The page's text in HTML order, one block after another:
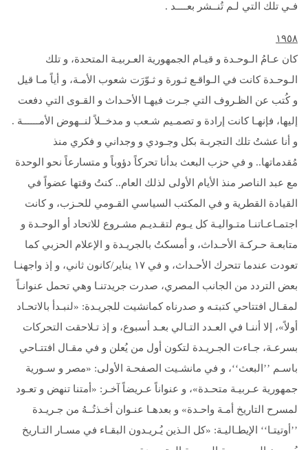
فـي تلك التي لـم تُنــشر بعــــد .
١٩٥٨
كان عـامُ الـوحـدة و قيـام الجمهورية العـربيـة المتحدة، و تلك
الـوحـدة كانت في الـواقـع ثـورة و ثـوّرَت شعوب الأمـة، و أياً مـا قيل
و كُتب عن الظـروف التي جـرت فيهـا الأحـداث و القـوى التي دفعت
إليها، فإنهـا كانت إرادة و تصمـيم شـعب و مدخــلاً لنــهوض الأمــــــة .
و أنا عشتُ تلك التجربـة بكل وجـودي و وجداني و فكري منذ
مُقدماتها.. و في حزب البعث بدأنا تحركاً دؤوباً و متسارعاً نحو الوحدة
مع عبد الناصر منذ الأيام الأولى لذلك العام.. كنتُ وقتها عضواً في
القيادة القطرية و في المكتب السياسي القـومي للحـزب، و كانت
اجتمـاعـاتنـا متـواليـة كل يـوم لتقـديـم مشـروع للاتحاد أو الوحـدة و
متابعـة حـركـة الأحـداث، و أمسكتُ بالجريـدة و الإعلام الحزبي كما
تعودت عندما تتحرك الأحـداث، و في ١٧ يناير/كانون ثاني، و إذ واجهنـا
بعض التردد من الجانب المصري، صدرت جريدتنـا وهي تحمل عنوانـاً
لمقـال افتتاحي كتبتـه و صدرناه كمانشيت للجريـدة: «لنبـدأ بالاتحـاد
أولاً»، إلا أننـا في العـدد التـالي بعـد أسبوع، و إذ تـلاحقت التحركات
بسرعـة، جـاءت الجـريـدة لتكون أول من يُعلن و في مقـال افتتـاحي
باسـم ’’البعث‘‘، و في مانشـيت الصفحـة الأولى: «مصر و سـورية
جمهورية عـربيـة متحـدة»، و عنواناً عـريضاً آخـر: «أمتنا تنهض و تعـود
لمسرح التاريخ أمـة واحـدة» و بعدهـا عنـوان أخـذتُــهُ من جـريـدة
’’أوتيتـا‘‘ الإيطـاليـة: «كل الـذين يُـريـدون البقـاء في مسـار التـاريخ